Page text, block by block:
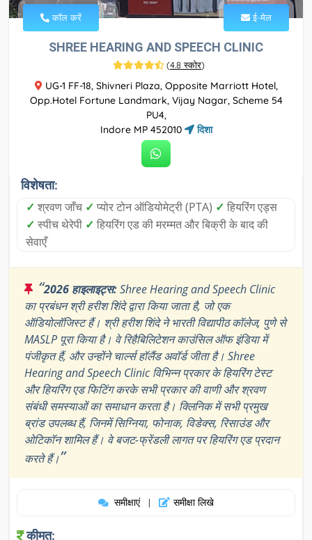
कॉल करें ई-मेल
SHREE HEARING AND SPEECH CLINIC
(4.8 स्कोर)
UG-1 FF-18, Shivneri Plaza, Opposite Marriott Hotel,
Opp.Hotel Fortune Landmark, Vijay Nagar, Scheme 54
PU4,
Indore MP 452010
दिशा
विशेषता:
✓ श्रवण जाँच ✓ प्योर टोन ऑडियोमेट्री (PTA) ✓ हियरिंग एड्स
✓ स्पीच थेरेपी ✓ हियरिंग एड की मरम्मत और बिक्री के बाद की
सेवाएँ
“2026 हाइलाइट्स:Shree Hearing and Speech Clinic
का प्रबंधन श्री हरीश शिंदे द्वारा किया जाता है, जो एक
ऑडियोलॉजिस्ट हैं। श्री हरीश शिंदे ने भारती विद्यापीठ कॉलेज, पुणे से
MASLP पूरा किया है। वे रिहैबिलिटेशन काउंसिल ऑफ इंडिया में
पंजीकृत हैं, और उन्होंने चार्ल्स हॉलैंड अवॉर्ड जीता है। Shree
Hearing and Speech Clinic विभिन्न प्रकार के हियरिंग टेस्ट
और हियरिंग एड फिटिंग करके सभी प्रकार की वाणी और श्रवण
संबंधी समस्याओं का समाधान करता है। क्लिनिक में सभी प्रमुख
ब्रांड उपलब्ध हैं, जिनमें सिग्निया, फोनाक, विडेक्स, रिसाउंड और
ओटिकॉन शामिल हैं। वे बजट-फ्रेंडली लागत पर हियरिंग एड प्रदान
करते हैं।”
समीक्षाएं | समीक्षा लिखे
कीमत: